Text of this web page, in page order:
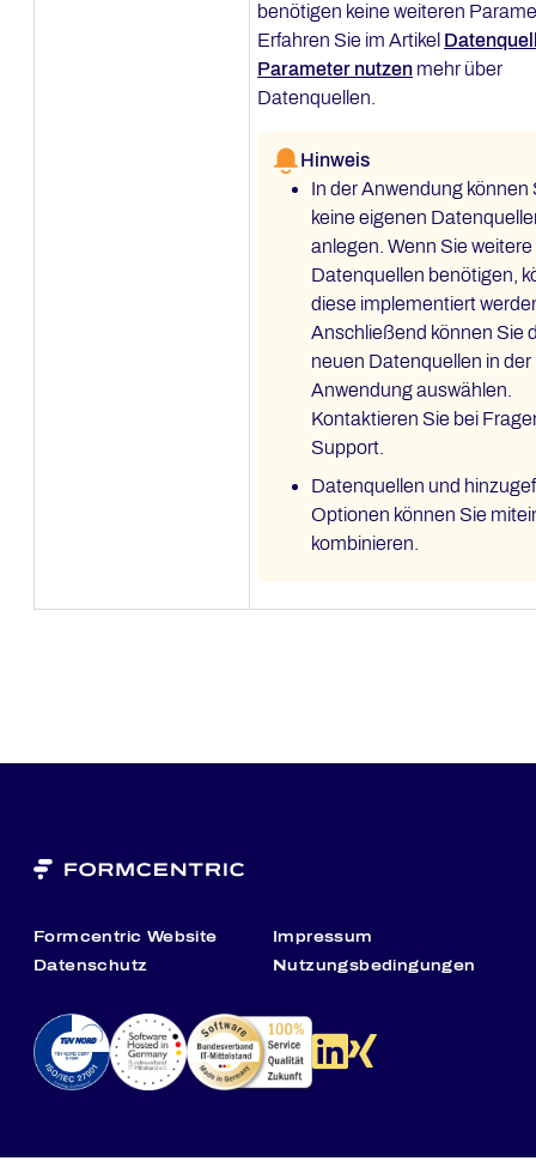
benötigen keine weiteren
Erfahren Sie im Artikel
Parameter nutzen mehr über
Datenquellen.
Hinweis
In der Anwendung können
keine eigenen
anlegen. Wenn Sie weitere
Datenquellen benötigen,
diese implementiert
Anschließend können Sie
neuen Datenquellen in der
Anwendung auswählen.
Kontaktieren Sie bei
Support.
Datenquellen und
Optionen können Sie
kombinieren.
Formcentric Website
Impressum
Datenschutz
Nutzungsbedingungen